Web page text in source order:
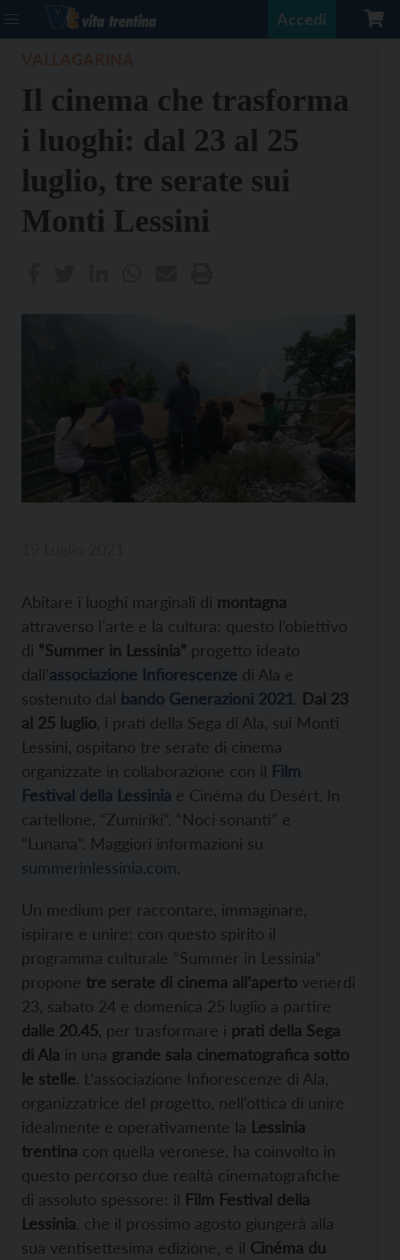
Accedi
Il cinema che trasforma
i luoghi: dal 23 al 25
luglio, tre serate sui
Monti Lessini
Abitare i luoghi marginali di montagna
attraverso l’arte e la cultura: questo l’obiettivo
di “Summer in Lessinia” progetto ideato
dall’associazione Infiorescenze di Ala e
sostenuto dal bando Generazioni 2021. Dal 23
al 25 luglio , i prati della Sega di Ala, sui Monti
Lessini, ospitano tre serate di cinema
organizzate in collaborazione con il Film
Festival della Lessinia e Cinéma du Desért. In
cartellone, “Zumiriki”, “Noci sonanti” e
“Lunana”. Maggiori informazioni su
summerinlessinia.com.
Un medium per raccontare, immaginare,
ispirare e unire: con questo spirito il
programma culturale “Summer in Lessinia”
propone tre serate di cinema all’aperto venerdì
23, sabato 24 e domenica 25 luglio a partire
dalle 20.45 , per trasformare i prati della Sega
di Ala in una grande sala cinematografica sotto
le stelle. L’associazione Infiorescenze di Ala,
organizzatrice del progetto, nell’ottica di unire
idealmente e operativamente la Lessinia
trentina con quella veronese, ha coinvolto in
questo percorso due realtà cinematografiche
di assoluto spessore: il Film Festival della
Lessinia , che il prossimo agosto giungerà alla
sua ventisettesima edizione, e il Cinéma du